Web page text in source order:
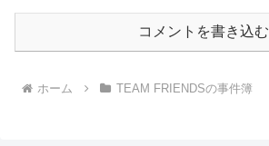
コメントを書き込む
ホーム TEAM FRIENDSの事件簿